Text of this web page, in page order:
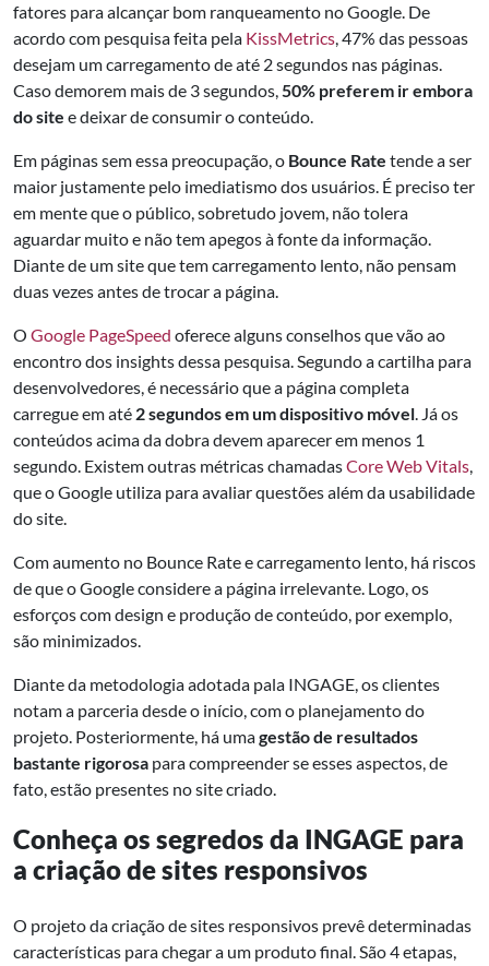
fatores para alcançar bom ranqueamento no Google. De
acordo com pesquisa feita pela KissMetrics, 47% das pessoas
desejam um carregamento de até 2 segundos nas páginas.
Caso demorem mais de 3 segundos,50% preferem ir embora
do site e deixar de consumir o conteúdo.
Em páginas sem essa preocupação, o Bounce Rate tende a ser
maior justamente pelo imediatismo dos usuários. É preciso ter
em mente que o público, sobretudo jovem, não tolera
aguardar muito e não tem apegos à fonte da informação.
Diante de um site que tem carregamento lento, não pensam
duas vezes antes de trocar a página.
O Google PageSpeed oferece alguns conselhos que vão ao
encontro dos insights dessa pesquisa. Segundo a cartilha para
desenvolvedores, é necessário que a página completa
carregue em até 2 segundos em um dispositivo móvel. Já os
conteúdos acima da dobra devem aparecer em menos 1
segundo. Existem outras métricas chamadasCore Web Vitals,
que o Google utiliza para avaliar questões além da usabilidade
do site.
Com aumento no Bounce Rate e carregamento lento, há riscos
de que o Google considere a página irrelevante. Logo, os
esforços com design e produção de conteúdo, por exemplo,
são minimizados.
Diante da metodologia adotada pala INGAGE, os clientes
notam a parceria desde o início, com o planejamento do
projeto. Posteriormente, há umagestão de resultados
bastante rigorosa para compreender se esses aspectos, de
fato, estão presentes no site criado.
Conheça os segredos da INGAGE para
a criação desites responsivos
O projeto da criação de sites responsivos prevê determinadas
características para chegar a um produto final. São 4 etapas,